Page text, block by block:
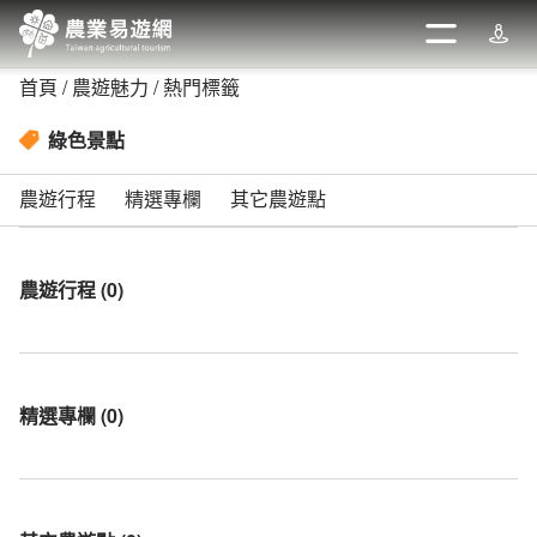
跳
到
主
開啟
週
首頁
農遊魅力
熱門標籤
綠色景點
農遊行程 精選專欄 其它農遊點
農遊行程(0)
精選專欄(0)